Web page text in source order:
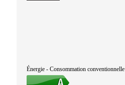
Énergie - Consommation conventionnelle